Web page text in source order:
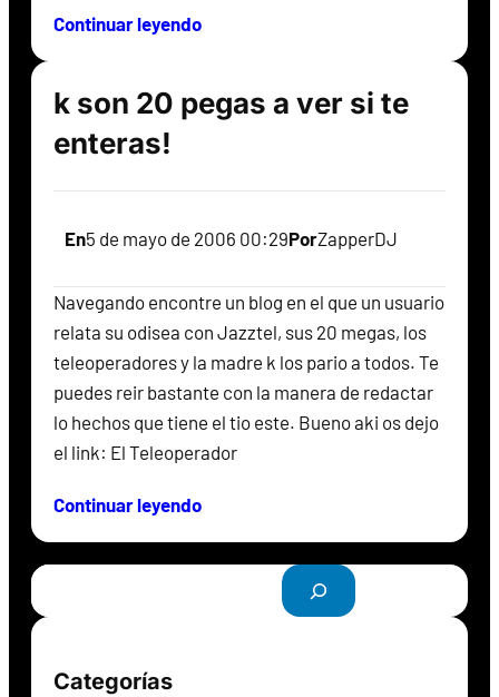
Continuar leyendo
k son 20 pegas a ver si te
enteras!
En5 de mayo de 2006 00:29PorZapperDJ
Navegando encontre un blog en el que un usuario
relata su odisea con Jazztel, sus 20 megas, los
teleoperadores y la madre k los pario a todos. Te
puedes reir bastante con la manera de redactar
lo hechos que tiene el tio este. Bueno aki os dejo
el link: El Teleoperador
Continuar leyendo
B
u
s
Categorías